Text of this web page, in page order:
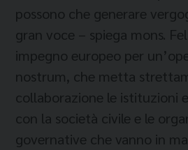
possono che generare
gran voce – spiega mons.
impegno europeo per
nostrum, che metta
collaborazione le istituzioni
con la società civile e le
governative che vanno in